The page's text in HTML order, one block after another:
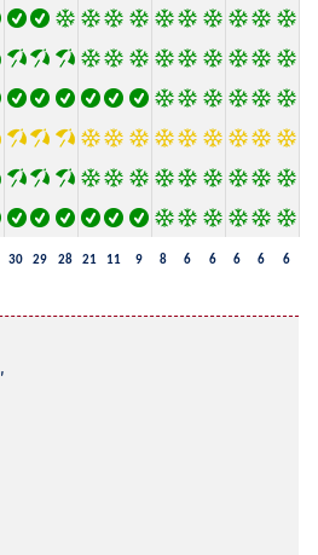
30 29 28 21 11 9 8 6 6 6 6 6